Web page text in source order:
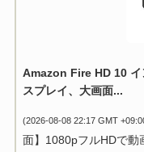
Amazon Fire HD 10 イ
スプレイ、大画面...
(2026-08-08 22:17 GMT
面】1080pフルHDで動